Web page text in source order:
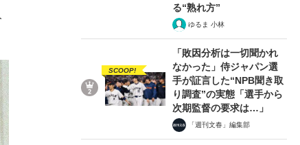
る“熟れ方”
ゆるま 小林
SCOOP!
「敗因分析は一切聞かれ
なかった」侍ジャパン選
手が証言した“NPB聞き取
り調査”の実態「選手から
次期監督の要求は…」
「週刊文春」編集部